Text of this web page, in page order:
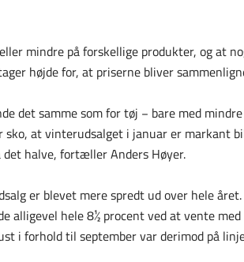
mindre på forskellige produkter, og at
højde for, at priserne bliver
det samme som for tøj − bare med
at vinterudsalget i januar er markant
halve, fortæller Anders Høyer.
er blevet mere spredt ud over hele
alligevel hele 8½ procent ved at vente
i forhold til september var derimod på linje